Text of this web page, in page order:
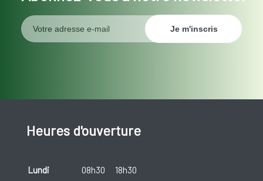
Heures d'ouverture
Lundi 08h30
18h30